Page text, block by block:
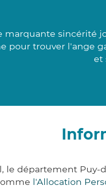
marquante sincérité
pour trouver l'ange
et
le département Puy-
l'Allocation